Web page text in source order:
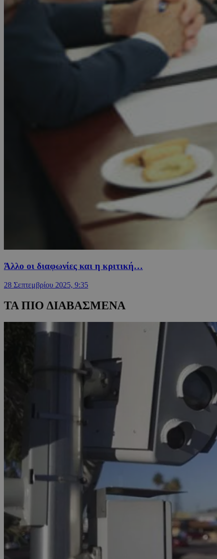
Άλλο οι διαφωνίες και η κριτική…
28 Σεπτεμβρίου 2025, 9:35
ΤΑ ΠΙΟ ΔΙΑΒΑΣΜΕΝΑ